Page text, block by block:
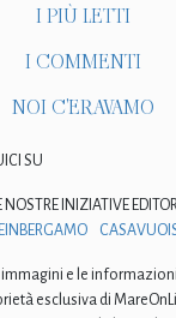
I PIÙ LETTI
I COMMENTI
NOI C'ERAVAMO
SU
NOSTRE INIZIATIVE
immagini e le
esclusiva di